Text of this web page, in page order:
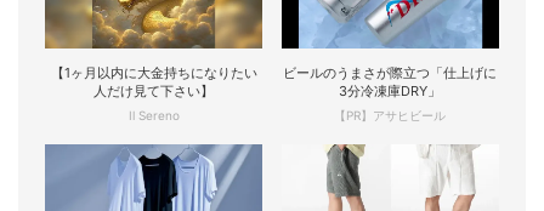
【1ヶ月以内に大金持ちになりたい
人だけ見て下さい】
Il Sereno
ビールのうまさが際立つ「仕上げに
3分冷凍庫DRY」
【PR】アサヒビール